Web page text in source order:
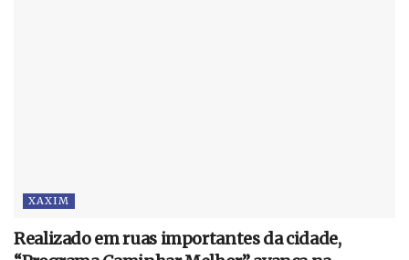
XAXIM
Realizado em ruas importantes da cidade,